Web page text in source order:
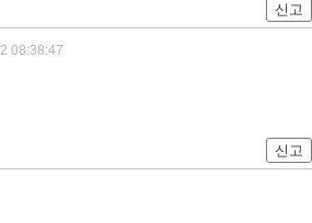
신고
08:38:47
신고